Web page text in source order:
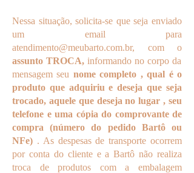
Nessa situação, solicita-se que seja enviado
um email para
atendimento@meubarto.com.br, com o
assunto TROCA, informando no corpo da
mensagem seu nome completo , qual é o
produto que adquiriu e deseja que seja
trocado, aquele que deseja no lugar , seu
telefone e uma cópia do comprovante de
compra (número do pedido Bartô ou
NFe) . As despesas de transporte ocorrem
por conta do cliente e a Bartô não realiza
troca de produtos com a embalagem